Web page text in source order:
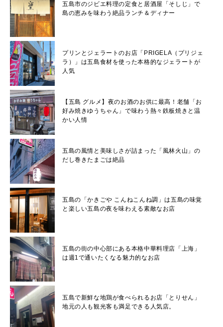
五島市のジビエ料理の定食と居酒屋「そしじ」で
島の恵みを味わう絶品ランチ＆ディナー
プリンとジェラートのお店「PRIGELA（プリジェ
ラ）」は五島食材を使った本格的なジェラートが
人気
【五島 グルメ】夜のお酒のお供に最高！老舗「お
好み焼きゆうちゃん」で味わう熱々鉄板焼きと温
かい人情
五島の風情と美味しさが詰まった「風林火山」の
だし巻きたまごは絶品
五島の「かきごや こんねこんね調」は五島の味覚
と楽しい五島の夜を味わえる素敵なお店
五島の街の中心部にある本格中華料理店「上海」
は週1で通いたくなる魅力的なお店
五島で新鮮な地鶏が食べられるお店「とりせん」
地元の人も観光客も満足できる人気店。